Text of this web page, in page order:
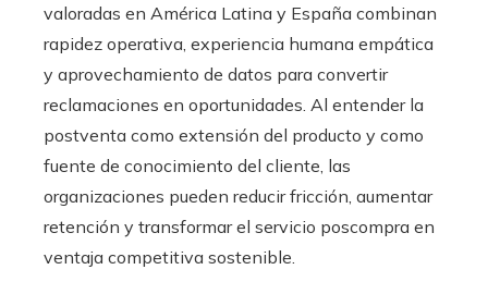
valoradas en América Latina y España combinan
rapidez operativa, experiencia humana empática
y aprovechamiento de datos para convertir
reclamaciones en oportunidades. Al entender la
postventa como extensión del producto y como
fuente de conocimiento del cliente, las
organizaciones pueden reducir fricción, aumentar
retención y transformar el servicio poscompra en
ventaja competitiva sostenible.